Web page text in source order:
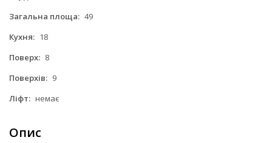
Загальна площа: 49
Кухня: 18
Поверх: 8
Поверхів: 9
Ліфт: немає
Опис